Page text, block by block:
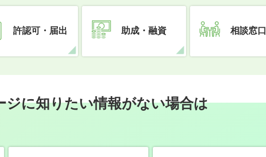
許認可・届出 助成・融資 相談窓口
ジに知りたい情報がない場合は